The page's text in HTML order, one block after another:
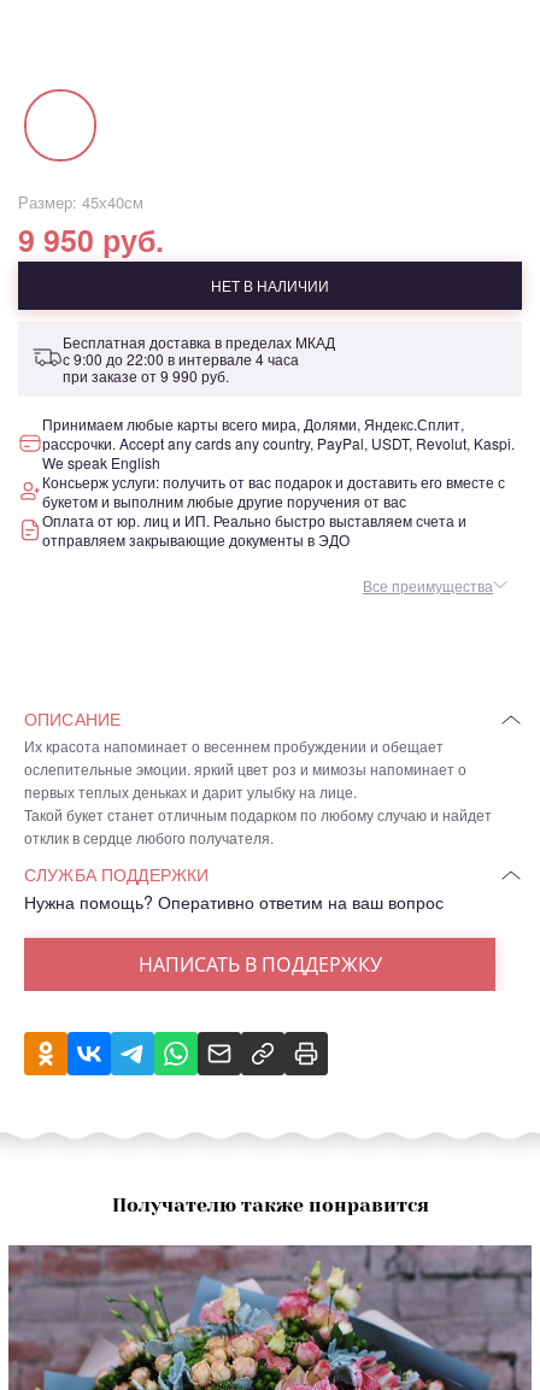
Размер: 45х40см
9 950 руб.
НЕТ В НАЛИЧИИ
Бесплатная доставка в пределах МКАД
с 9:00 до 22:00 в интервале 4 часа
при заказе от9 990 руб.
Принимаем любые карты всего мира, Долями, Яндекс.Сплит,
рассрочки. Accept any cards any country, PayPal, USDT, Revolut, Kaspi.
We speak English
Консьерж услуги: получить от вас подарок и доставить его вместе с
букетом и выполним любые другие поручения от вас
Оплата от юр. лиц и ИП. Реально быстро выставляем счета и
отправляем закрывающие документы в ЭДО
Все преимущества
ОПИСАНИЕ
Их красота напоминает о весеннем пробуждении и обещает
ослепительные эмоции. яркий цвет роз и мимозы напоминает о
первых теплых деньках и дарит улыбку на лице.
Такой букет станет отличным подарком по любому случаю и найдет
отклик в сердце любого получателя.
СЛУЖБА ПОДДЕРЖКИ
Нужна помощь? Оперативно ответим на ваш вопрос
НАПИСАТЬ В ПОДДЕРЖКУ
Получателю также понравится